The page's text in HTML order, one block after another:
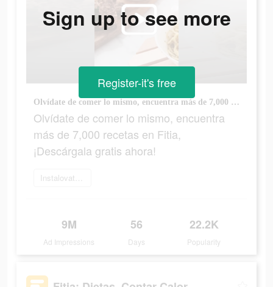
Olvídate de comer lo mismo, encuentra más de 7,000 recetas en Fitia, ¡Descárgala gratis ahora!
Olvídate de comer lo mismo, encuentra
más de 7,000 recetas en Fitia,
¡Descárgala gratis ahora!
Instalovat teď
9M
Ad Impressions
56
Days
22.2K
Popularity
Sign up to see more
Register-it's free